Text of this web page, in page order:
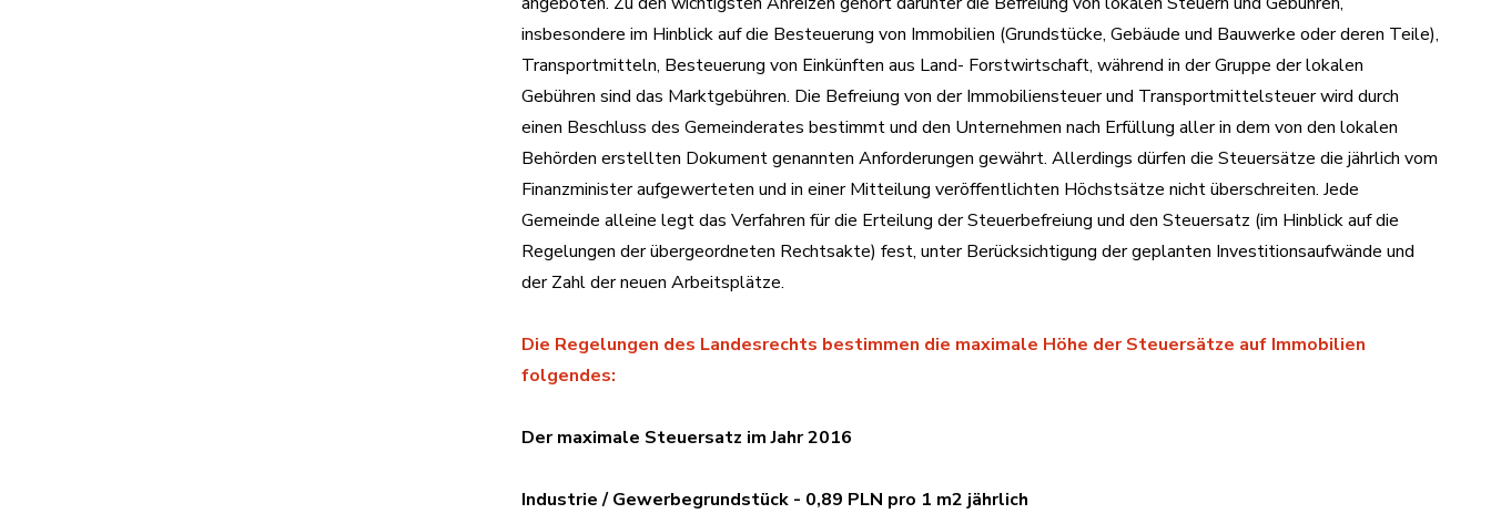
insbesondere im Hinblick auf die Besteuerung von Immobilien (Grundstücke, Gebäude und Bauwerke oder deren Teile),
Transportmitteln, Besteuerung von Einkünften aus Land- Forstwirtschaft, während in der Gruppe der lokalen
Gebühren sind das Marktgebühren. Die Befreiung von der Immobiliensteuer und Transportmittelsteuer wird durch
einen Beschluss des Gemeinderates bestimmt und den Unternehmen nach Erfüllung aller in dem von den lokalen
Behörden erstellten Dokument genannten Anforderungen gewährt. Allerdings dürfen die Steuersätze die jährlich vom
Finanzminister aufgewerteten und in einer Mitteilung veröffentlichten Höchstsätze nicht überschreiten. Jede
Gemeinde alleine legt das Verfahren für die Erteilung der Steuerbefreiung und den Steuersatz (im Hinblick auf die
Regelungen der übergeordneten Rechtsakte) fest, unter Berücksichtigung der geplanten Investitionsaufwände und
der Zahl der neuen Arbeitsplätze.
Die Regelungen des Landesrechts bestimmen die maximale Höhe der Steuersätze auf Immobilien
folgendes:
Der maximale Steuersatz im Jahr 2016
Industrie / Gewerbegrundstück - 0,89 PLN pro 1 m2 jährlich